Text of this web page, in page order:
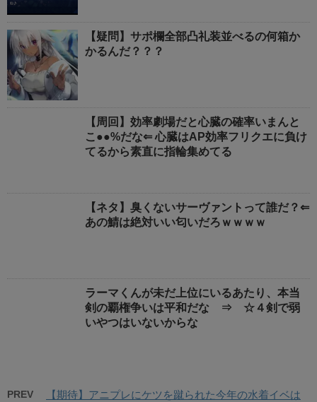
【疑問】サポ欄全部凸礼装並べるの何箱か
かるんだ？？？
【周回】効率劇場だと心臓の確率いまんと
こ●●%だな⇐ 心臓はAP効率フリクエに負け
てるから素直に指輪集めてる
【ネタ】臭くないサーヴァントって誰だ？⇐
あの鯖は絶対いい匂いだろｗｗｗｗ
ラーマくんが未だ上位にいるあたり、本当
剣の覇権争いは平和だな ⇒ ☆４剣で弱
いやつはいないからな
PREV
【期待】アニプレにケツを蹴られた今年の水着イベは